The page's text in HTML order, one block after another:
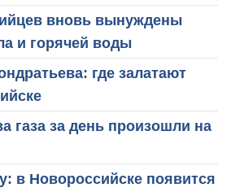
вновь вынуждены
и горячей воды
где залатают
газа за день произошли на
в Новороссийске появится